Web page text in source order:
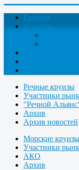
Главная
Новости
Речные круизы
Участники
"Речной
Архив
Архив новостей
Морские круизы
Участники
АКО
Архив